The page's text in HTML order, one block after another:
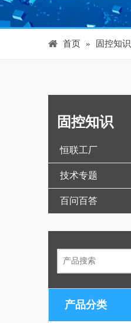
首页 » 固控知识
固控知识
恒联工厂
技术专题
百问百答
产品分类